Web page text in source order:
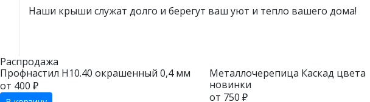
Наши крыши служат долго и берегут ваш уют и тепло вашего дома!
Распродажа
Профнастил Н10.40 окрашенный 0,4 мм
от 400 ₽
Металлочерепица Каскад цвета
новинки
от 750 ₽